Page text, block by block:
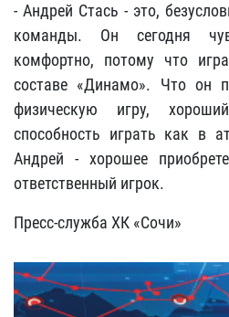
- Андрей Стась - это,
команды. Он сегодня
комфортно, потому что
составе «Динамо». Что он
физическую игру,
способность играть как в
Андрей - хорошее
ответственный игрок.
Пресс-служба ХК «Сочи»